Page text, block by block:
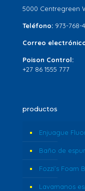
5000 Centregreen
Teléfono: 973-768-
Correo
Poison Control:
+27 86 1555 777
productos
Enjuague
Baño de
Fozzi’s Foam
Lavamanos